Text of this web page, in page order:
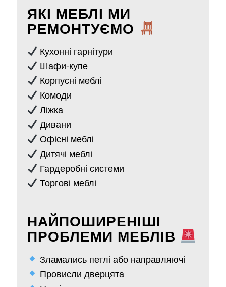
ЯКІ МЕБЛІ МИ
РЕМОНТУЄМО
Кухонні гарнітури
Шафи-купе
Корпусні меблі
Комоди
Ліжка
Дивани
Офісні меблі
Дитячі меблі
Гардеробні системи
Торгові меблі
НАЙПОШИРЕНІШІ
ПРОБЛЕМИ МЕБЛІВ
Зламались петлі або направляючі
Провисли дверцята